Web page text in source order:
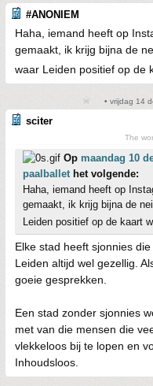
#ANONIEM
Haha, iemand heeft op
gemaakt, ik krijg bijna de
waar Leiden positief op de
• vrijdag 14
sciter
The
Op maandag 10
paalballethet volgende:
Haha, iemand heeft op
gemaakt, ik krijg bijna de
Leiden positief op de kaart
Elke stad heeft sjonnies
Leiden altijd wel gezellig.
goeie gesprekken.
Een stad zonder sjonnies
met van die mensen die
vlekkeloos bij te lopen en
Inhoudsloos.